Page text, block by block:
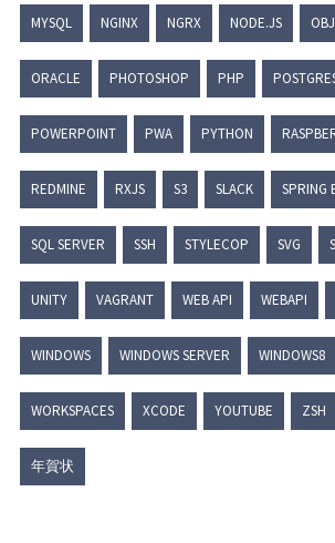
MYSQL NGINX NGRX NODE.JS
ORACLE PHOTOSHOP PHP
POWERPOINT PWA PYTHON
REDMINE RXJS S3 SLACK SPRING
SQL SERVER SSH STYLECOP SVG
UNITY VAGRANT WEB API WEBAPI
WINDOWS WINDOWS SERVER WINDOWS8
WORKSPACES XCODE YOUTUBE ZSH
年賀状